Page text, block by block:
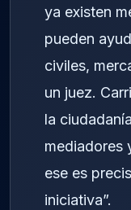
ya existen
pueden
civiles,
un juez.
la
mediadores
ese es
iniciativa”.